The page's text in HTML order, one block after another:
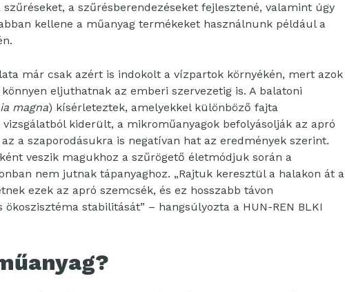
a szűrésberendezéseket fejlesztené, valamint úgy
kellene a műanyag termékeket használnunk például a
már csak azért is indokolt a vízpartok környékén, mert azok
eljuthatnak az emberi szervezetig is. A balatoni
magna) kísérleteztek, amelyekkel különböző fajta
kiderült, a mikroműanyagok befolyásolják az apró
a szaporodásukra is negatívan hat az eredmények szerint.
veszik magukhoz a szűrögető életmódjuk során a
nem jutnak tápanyaghoz. „Rajtuk keresztül a halakon át a
ezek az apró szemcsék, és ez hosszabb távon
stabilitását” – hangsúlyozta a HUN-REN BLKI